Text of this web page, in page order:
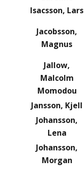
Isacsson, Lars
Jacobsson,
Magnus
Jallow,
Malcolm
Momodou
Jansson, Kjell
Johansson,
Lena
Johansson,
Morgan